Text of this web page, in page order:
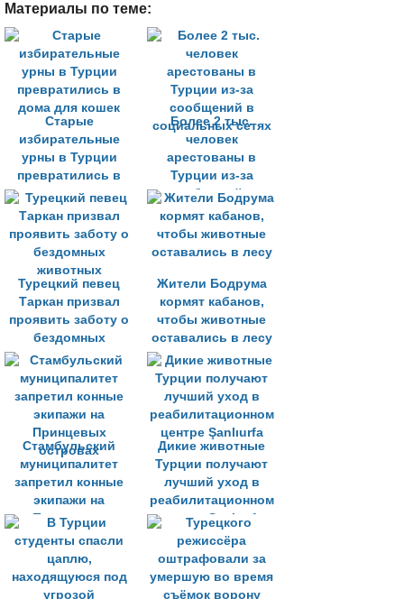
Материалы по теме:
Старые
избирательные
урны в Турции
превратились в
дома для кошек
Более 2 тыс.
человек
арестованы в
Турции из-за
сообщений в
социальных сетях
Турецкий певец
Таркан призвал
проявить заботу о
бездомных
животных
Жители Бодрума
кормят кабанов,
чтобы животные
оставались в лесу
Стамбульский
муниципалитет
запретил конные
экипажи на
Принцевых
островах
Дикие животные
Турции получают
лучший уход в
реабилитационном
центре Şanlıurfa